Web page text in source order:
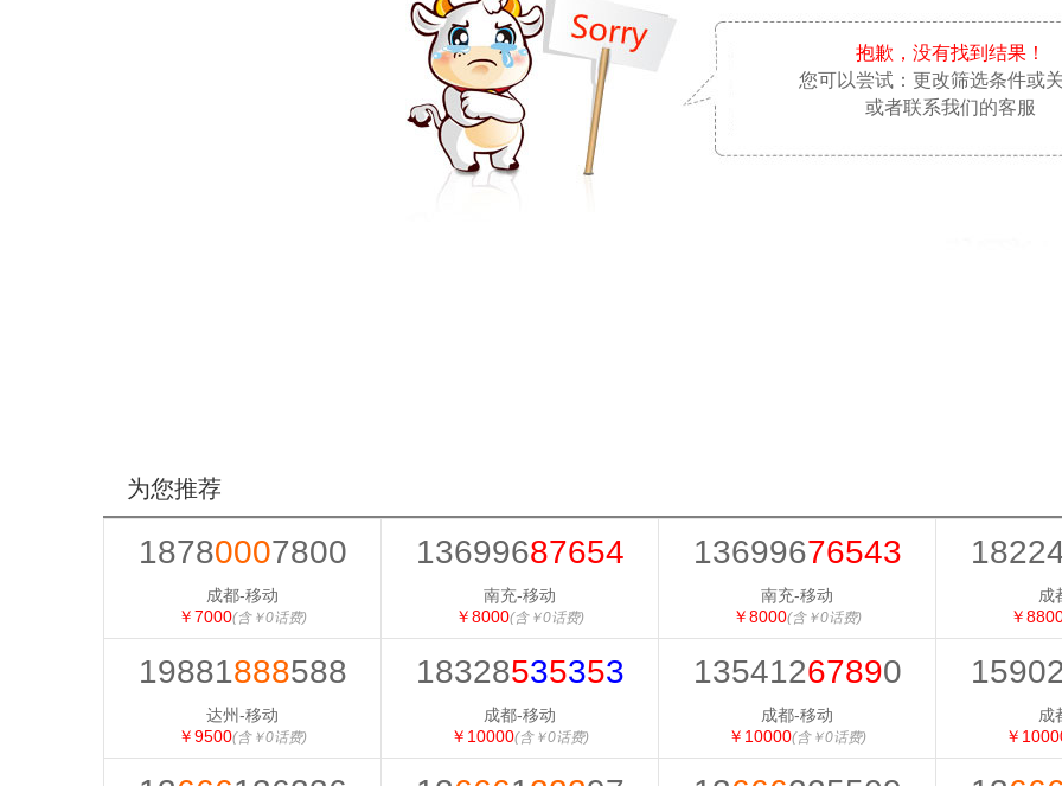
抱歉，没有找到结果！
您可以尝试：更改筛选条件或
或者联系我们的客服
为您推荐
18780007800
成都-移动
￥7000(含￥0话费)
13699687654
南充-移动
￥8000(含￥0话费)
13699676543
南充-移动
￥8000(含￥0话费)
成
￥
19881888588
达州-移动
￥9500(含￥0话费)
18328535353
成都-移动
￥10000(含￥0话费)
13541267890
成都-移动
￥10000(含￥0话费)
成
￥